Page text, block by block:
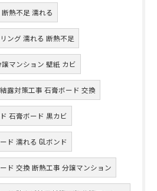
熱不足 濡れる
ング 濡れる 断熱不足
マンション 壁紙 カビ
露対策工事 石膏ボード 交換
石膏ボード 黒カビ
ド 濡れる GLボンド
ド 交換 断熱工事 分譲マンション